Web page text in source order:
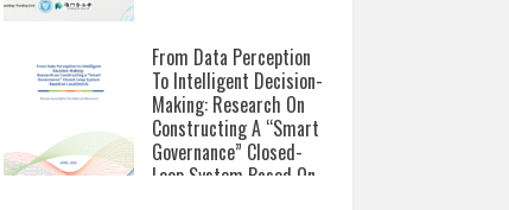
From Data Perception
To Intelligent Decision-
Making: Research On
Constructing A “Smart
Governance” Closed-
Loop System Based On